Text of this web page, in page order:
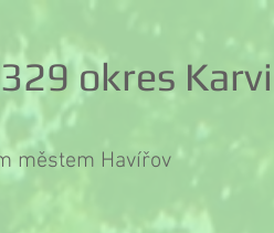
okres
městem Havířov